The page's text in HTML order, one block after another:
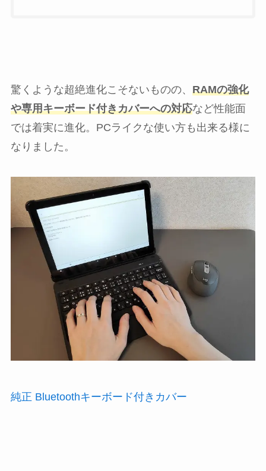
驚くような超絶進化こそないものの、 RAMの強化
や専用キーボード付きカバーへの対応など性能面
では着実に進化。PCライクな使い方も出来る様に
なりました。
純正 Bluetoothキーボード付きカバー